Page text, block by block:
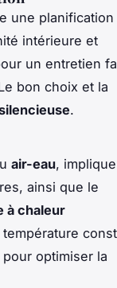
une planification
intérieure et
un entretien
bon choix et la
.
air-eau, implique
ainsi que le
à chaleur
optimiser la